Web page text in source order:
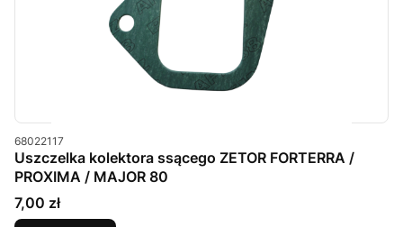
Kod produktu
68022117
Uszczelka kolektora ssącego ZETOR FORTERRA /
PROXIMA / MAJOR 80
Cena
7,00 zł